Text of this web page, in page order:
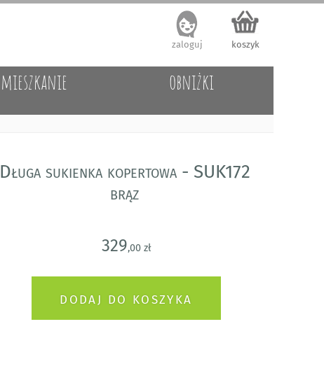
koszyk
zaloguj
mieszkanie obniżki
Długa sukienka kopertowa - SUK172
brąz
329,00 zł